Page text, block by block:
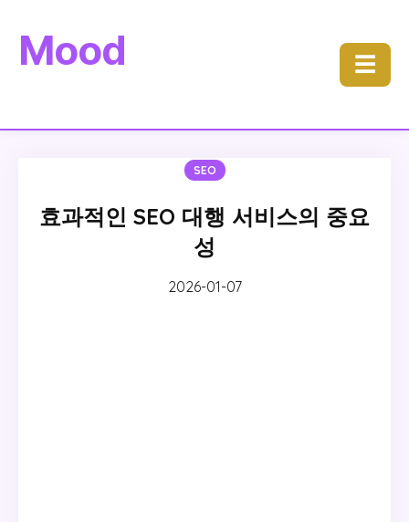
Mood ☰
SEO
효과적인 SEO 대행 서비스의 중요
성
2026-01-07